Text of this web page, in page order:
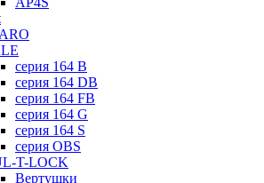
серия 164 B
серия 164 DB
серия 164 FB
серия 164 G
серия 164 S
серия OBS
T-LOCK
Вертушки